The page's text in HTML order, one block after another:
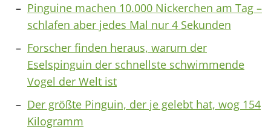
Pinguine machen 10.000 Nickerchen am Tag –
schlafen aber jedes Mal nur 4 Sekunden
Forscher finden heraus, warum der
Eselspinguin der schnellste schwimmende
Vogel der Welt ist
Der größte Pinguin, der je gelebt hat, wog 154
Kilogramm